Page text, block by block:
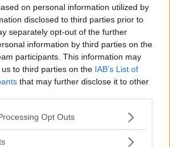
on personal information utilized by
disclosed to third parties prior to
separately opt-out of the further
information by third parties on the
participants. This information may
to third parties on the IAB’s List of
that may further disclose it to other
website/app uses one or more Google
or usage behaviour. You may click to
Opt Outs
den höga prislappen på 416 800